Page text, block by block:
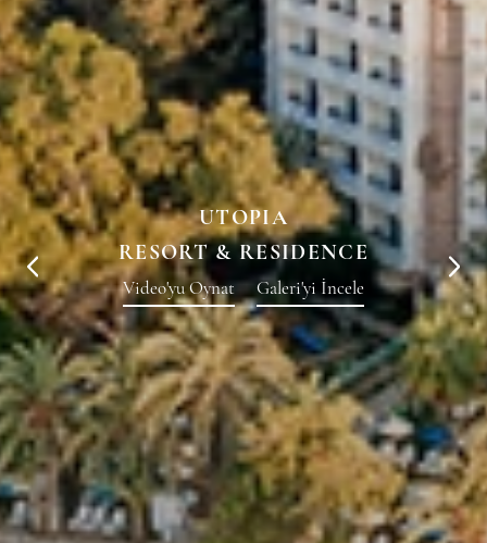
UTOPIA
RESORT & RESIDENCE
Video'yu Oynat Galeri'yi İncele